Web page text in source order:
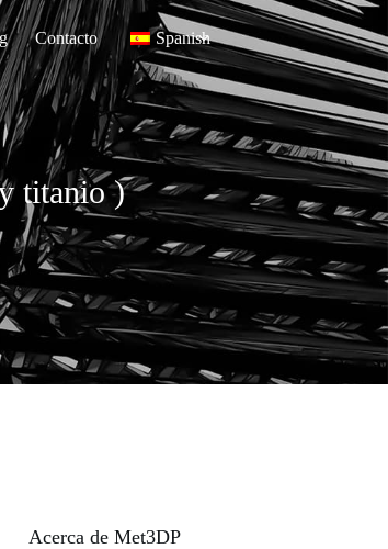
Contacto Spanish
titanio )
Acerca de Met3DP